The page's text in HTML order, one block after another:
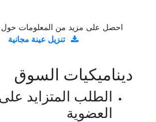
احصل على مزيد من المعلومات حول
تنزيل عينة مجانية
ديناميكيات السوق
الطلب المتزايد على
العضوية